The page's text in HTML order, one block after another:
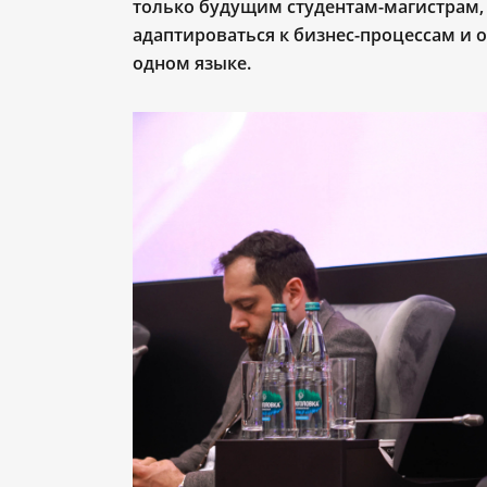
только будущим студентам-
адаптироваться к бизнес-процессам и
одном языке.